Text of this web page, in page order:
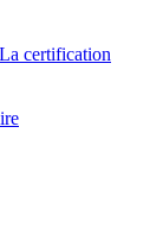
La certification